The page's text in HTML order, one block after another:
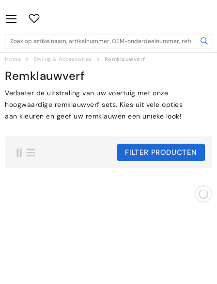
Home > Styling & Accessoires > Remklauwverf
Remklauwverf
Verbeter de uitstraling van uw voertuig met onze
hoogwaardige remklauwverf sets. Kies uit vele opties
aan kleuren en geef uw remklauwen een unieke look!
FILTER PRODUCTEN